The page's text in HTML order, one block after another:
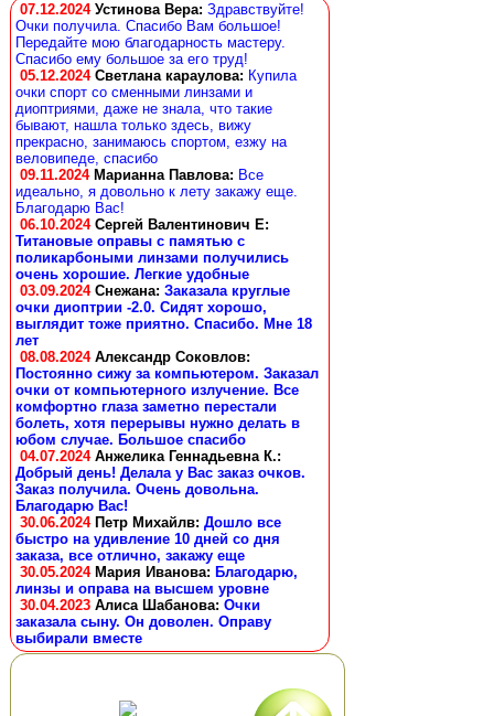
07.12.2024 Устинова Вера: Здравствуйте!
Очки получила. Спасибо Вам большое!
Передайте мою благодарность мастеру.
Спасибо ему большое за его труд!
05.12.2024 Светлана караулова: Купила
очки спорт со сменными линзами и
диоптриями, даже не знала, что такие
бывают, нашла только здесь, вижу
прекрасно, занимаюсь спортом, езжу на
веловипеде, спасибо
09.11.2024 Марианна Павлова: Все
идеально, я довольно к лету закажу еще.
Благодарю Вас!
06.10.2024 Сергей Валентинович Е:
Титановые оправы с памятью с
поликарбоными линзами получились
очень хорошие. Легкие удобные
03.09.2024 Снежана: Заказала круглые
очки диоптрии -2.0. Сидят хорошо,
выглядит тоже приятно. Спасибо. Мне 18
лет
08.08.2024 Александр Соковлов:
Постоянно сижу за компьютером. Заказал
очки от компьютерного излучение. Все
комфортно глаза заметно перестали
болеть, хотя перерывы нужно делать в
юбом случае. Большое спасибо
04.07.2024 Анжелика Геннадьевна К.:
Добрый день! Делала у Вас заказ очков.
Заказ получила. Очень довольна.
Благодарю Вас!
30.06.2024 Петр Михайлв: Дошло все
быстро на удивление 10 дней со дня
заказа, все отлично, закажу еще
30.05.2024 Мария Иванова: Благодарю,
линзы и оправа на высшем уровне
30.04.2023 Алиса Шабанова: Очки
заказала сыну. Он доволен. Оправу
выбирали вместе